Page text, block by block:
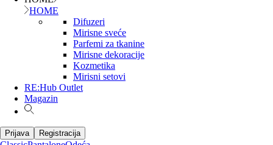
HOME
Difuzeri
Mirisne sveće
Parfemi za tkanine
Mirisne dekoracije
Kozmetika
Mirisni setovi
RE:Hub Outlet
Magazin
Prijava Registracija